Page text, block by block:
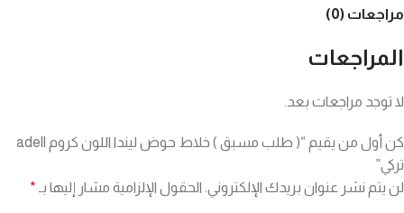
مراجعات (0)
المراجعات
لا توجد مراجعات بعد.
كن أول من يقيم “( طلب مسبق ) خلاط حوض ليندا اللون كروم adell
تركي”
لن يتم نشر عنوان بريدك الإلكتروني. الحقول الإلزامية مشار إليها بـ *